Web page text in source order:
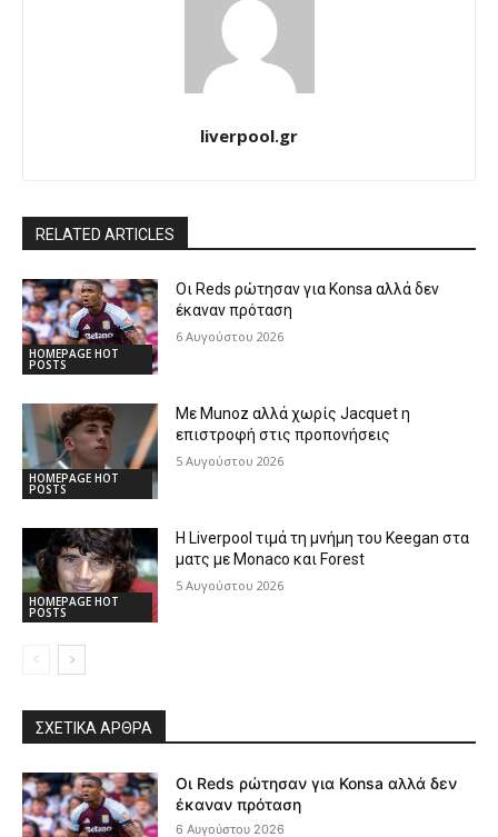
liverpool.gr
RELATED ARTICLES
HOMEPAGE HOT
POSTS
Οι Reds ρώτησαν για Konsa αλλά δεν
έκαναν πρόταση
6 Αυγούστου 2026
HOMEPAGE HOT
POSTS
Με Munoz αλλά χωρίς Jacquet η
επιστροφή στις προπονήσεις
5 Αυγούστου 2026
HOMEPAGE HOT
POSTS
Η Liverpool τιμά τη μνήμη του Keegan στα
ματς με Monaco και Forest
5 Αυγούστου 2026
ΣΧΕΤΙΚΆ ΆΡΘΡΑ
Οι Reds ρώτησαν για Konsa αλλά δεν
έκαναν πρόταση
6 Αυγούστου 2026